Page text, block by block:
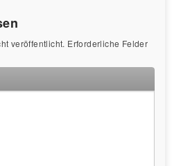
veröffentlicht. Erforderliche Felder